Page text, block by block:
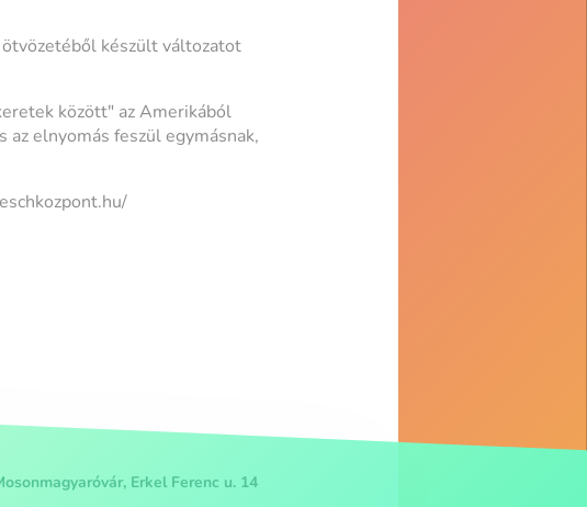
készült változatot
között" az Amerikából
elnyomás feszül egymásnak,
Erkel Ferenc u. 14